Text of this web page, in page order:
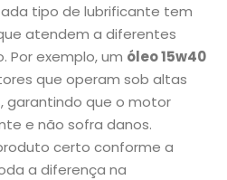
tipo de lubrificante tem
atendem a diferentes
Por exemplo, um óleo 15w40
que operam sob altas
garantindo que o motor
e não sofra danos.
certo conforme a
a diferença na